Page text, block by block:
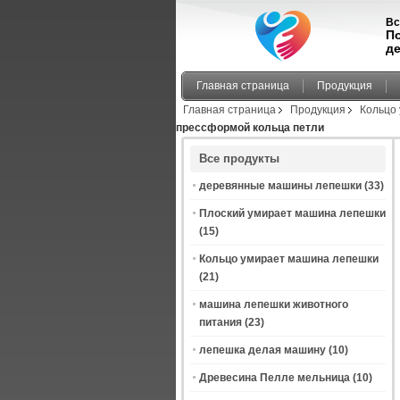
Главная страница
Продукция
Главная страница
Продукция
прессформой кольца петли
Все продукты
деревянные машины лепешки (33)
Плоский умирает машина лепешки
(15)
Кольцо умирает машина лепешки
(21)
машина лепешки животного
питания (23)
лепешка делая машину (10)
Древесина Пелле мельница (10)